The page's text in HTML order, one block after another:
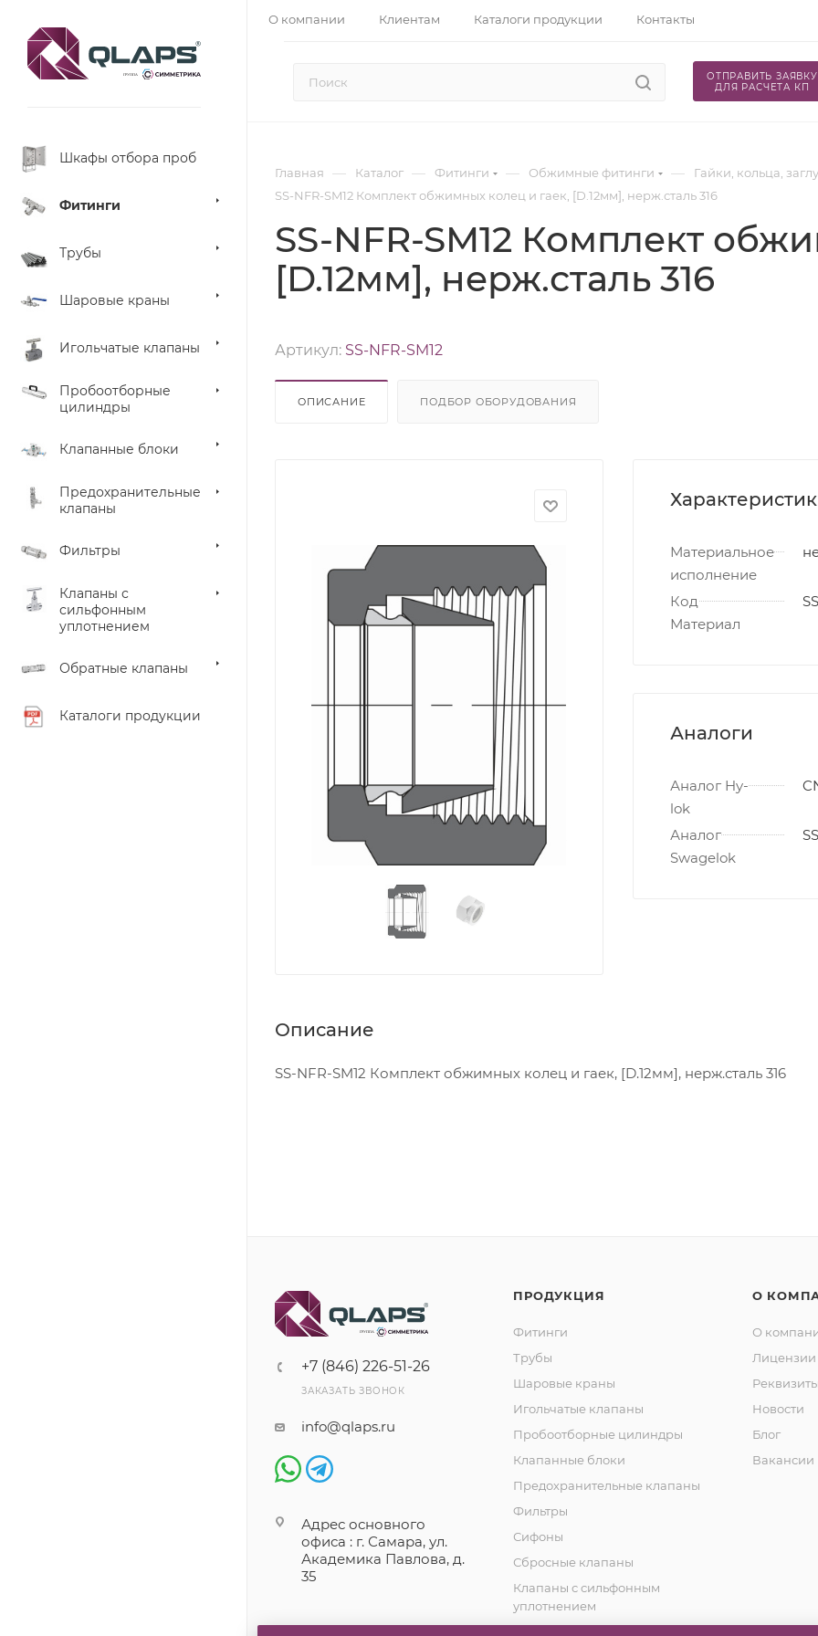
О компании Клиентам Каталоги продукции Контакты
ОТПРАВИТЬ ЗАЯВКУ
ДЛЯ РАСЧЕТА КП
Шкафы отбора проб
Фитинги
Трубы
Шаровые краны
Игольчатые клапаны
Пробоотборные
цилиндры
Клапанные блоки
Предохранительные
клапаны
Фильтры
Клапаны с
сильфонным
уплотнением
Обратные клапаны
Каталоги продукции
Главная — Каталог — Фитинги — Обжимные фитинги — Гайки, кольца,
SS-NFR-SM12 Комплект обжимных колец и гаек, [D.12мм], нерж.сталь 316
SS-NFR-SM12 Комплект
[D.12мм], нерж.сталь 316
Артикул: SS-NFR-SM12
ОПИСАНИЕ ПОДБОР ОБОРУДОВАНИЯ
Материальное
исполнение
Код
Материал
SS
Аналоги
Аналог Hy-
lok
Аналог
Swagelok
Описание
SS-NFR-SM12 Комплект обжимных колец и гаек, [D.12мм], нерж.сталь 316
+7 (846) 226-51-26
ЗАКАЗАТЬ ЗВОНОК
info@qlaps.ru
Адрес основного
офиса : г. Самара, ул.
Академика Павлова, д.
35
ПРОДУКЦИЯ
Фитинги
Трубы
Шаровые краны
Игольчатые клапаны
Пробоотборные цилиндры
Клапанные блоки
Предохранительные клапаны
Фильтры
Сифоны
Сбросные клапаны
Клапаны с сильфонным
уплотнением
О
О
Лицензии
Реквизиты
Новости
Блог
Вакансии